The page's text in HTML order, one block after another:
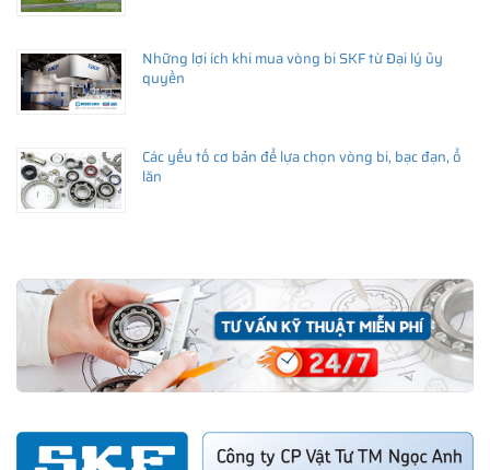
Những lợi ích khi mua vòng bi SKF từ Đại lý ủy
quyền
Các yếu tố cơ bản để lựa chọn vòng bi, bạc đạn, ổ
lăn